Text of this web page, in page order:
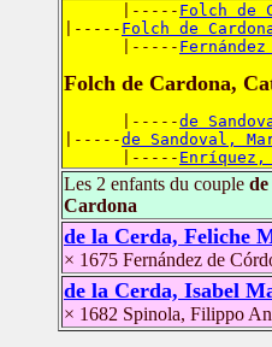
      |-----
Folch de
|----- Folch de
      |-----
Folch de Cardona,
      |-----
de
|-----de Sandoval,
      |-----
Les 2 enfants du couple
Cardona
de la Cerda, Feliche
× 1675 Fernández de
de la Cerda, Isabel
× 1682 Spinola, Filippo